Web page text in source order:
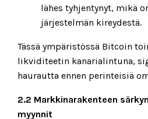
lähes tyhjentynyt, mikä
järjestelmän kireydestä.
Tässä ympäristössä Bitcoin
likviditeetin kanarialintuna,
haurautta ennen perinteisiä
2.2 Markkinarakenteen
myynnit